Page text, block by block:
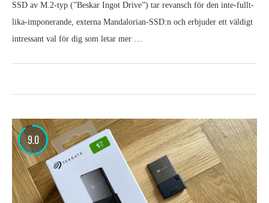
SSD av M.2-typ (”Beskar Ingot Drive”) tar revansch för den inte-fullt-
lika-imponerande, externa Mandalorian-SSD:n och erbjuder ett väldigt
intressant val för dig som letar mer …
9.0